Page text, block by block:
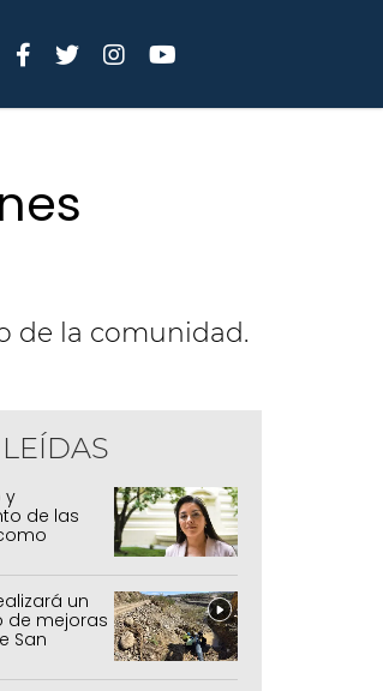
de la comunidad.
y
de las
un
de mejoras
San